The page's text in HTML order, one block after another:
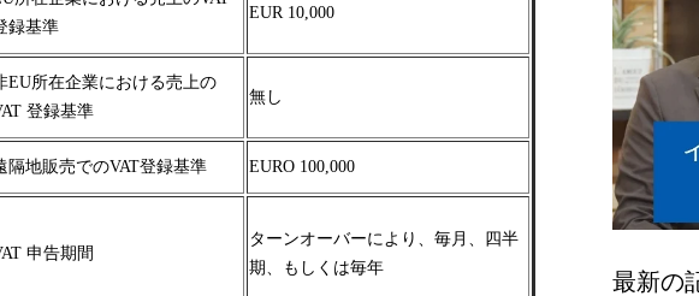
録基準
EUR 10,000
EU所在企業における売上の
登録基準
無し
隔地販売でのVAT登録基準 EURO 100,000
申告期間
ターンオーバーにより、毎月、四半
期、もしくは毎年
最新の